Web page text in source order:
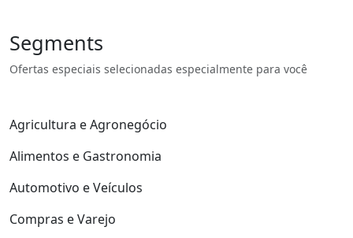
Segments
Ofertas especiais selecionadas especialmente para você
Agricultura e Agronegócio
Alimentos e Gastronomia
Automotivo e Veículos
Compras e Varejo